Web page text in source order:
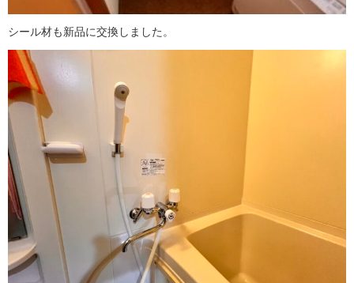
シール材も新品に交換しました。